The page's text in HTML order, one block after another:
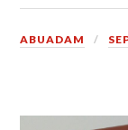
ABUADAM